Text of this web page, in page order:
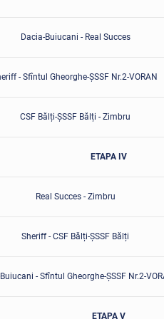
Dacia-Buiucani - Real Succes
- Sfîntul Gheorghe-ȘSSF Nr.2-VORAN
CSF Bălți-ȘSSF Bălți - Zimbru
ETAPA IV
Real Succes - Zimbru
Sheriff - CSF Bălți-ȘSSF Bălți
- Sfîntul Gheorghe-ȘSSF Nr.2-
ETAPA V